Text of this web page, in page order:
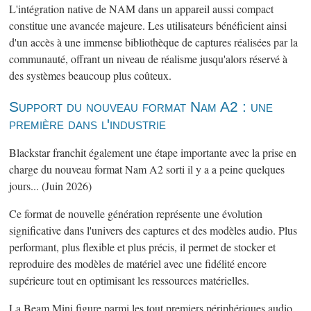
L'intégration native de NAM dans un appareil aussi compact
constitue une avancée majeure. Les utilisateurs bénéficient ainsi
d'un accès à une immense bibliothèque de captures réalisées par la
communauté, offrant un niveau de réalisme jusqu'alors réservé à
des systèmes beaucoup plus coûteux.
Support du nouveau format Nam A2 : une
première dans l'industrie
Blackstar franchit également une étape importante avec la prise en
charge du nouveau format Nam A2 sorti il y a a peine quelques
jours... (Juin 2026)
Ce format de nouvelle génération représente une évolution
significative dans l'univers des captures et des modèles audio. Plus
performant, plus flexible et plus précis, il permet de stocker et
reproduire des modèles de matériel avec une fidélité encore
supérieure tout en optimisant les ressources matérielles.